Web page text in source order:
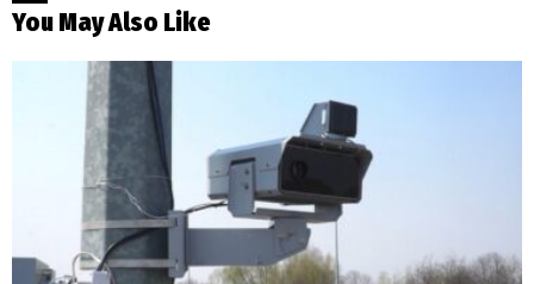
You May Also Like